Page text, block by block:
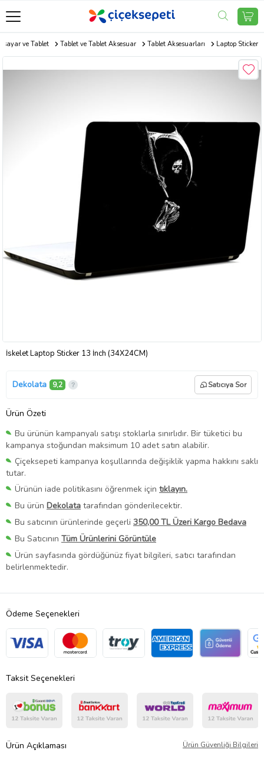
ve Tablet Tablet ve Tablet Aksesuar Tablet Aksesuarları Laptop Sticker
İskelet Laptop Sticker 13 İnch (34X24CM)
Dekolata 9,2 Satıcıya Sor
Ürün Özeti
Bu ürünün kampanyalı satışı stoklarla sınırlıdır. Bir tüketici bu
kampanya stoğundan maksimum 10 adet satın alabilir.
Çiçeksepeti kampanya koşullarında değişiklik yapma hakkını saklı
tutar.
Ürünün iade politikasını öğrenmek için tıklayın.
Bu ürün Dekolata tarafından gönderilecektir.
Bu satıcının ürünlerinde geçerli 350,00 TL Üzeri Kargo Bedava
Bu Satıcının Tüm Ürünlerini Görüntüle
Ürün sayfasında gördüğünüz fiyat bilgileri, satıcı tarafından
belirlenmektedir.
Ödeme Seçenekleri
Taksit Seçenekleri
Ürün Açıklaması Ürün Güvenliği Bilgileri